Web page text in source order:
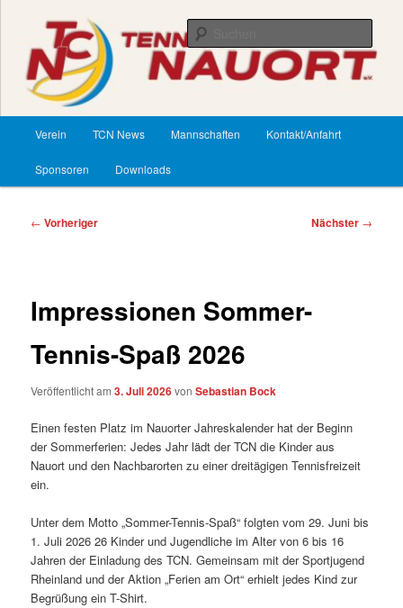
springenTennisClub Nauort
Verein TCN News Mannschaften Kontakt/Anfahrt
Sponsoren Downloads
Beitragsnavigation
← Vorheriger Nächster →
Impressionen Sommer-
Tennis-Spaß 2026
Veröffentlicht am3. Juli 2026vonSebastian Bock
Einen festen Platz im Nauorter Jahreskalender hat der Beginn
der Sommerferien: Jedes Jahr lädt der TCN die Kinder aus
Nauort und den Nachbarorten zu einer dreitägigen Tennisfreizeit
ein.
Unter dem Motto „Sommer-Tennis-Spaß“ folgten vom 29. Juni bis
1. Juli 2026 26 Kinder und Jugendliche im Alter von 6 bis 16
Jahren der Einladung des TCN. Gemeinsam mit der Sportjugend
Rheinland und der Aktion „Ferien am Ort“ erhielt jedes Kind zur
Begrüßung ein T-Shirt.